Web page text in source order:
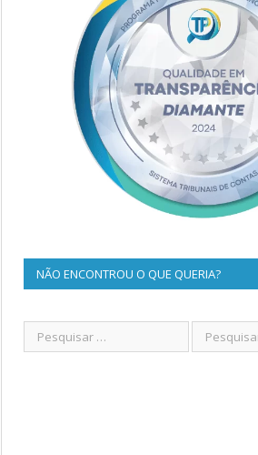
NÃO ENCONTROU O QUE QUERIA?